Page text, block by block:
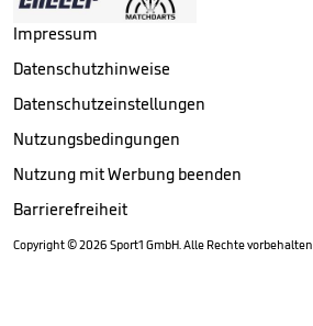
Impressum
Datenschutzhinweise
Datenschutzeinstellungen
Nutzungsbedingungen
Nutzung mit Werbung beenden
Barrierefreiheit
Copyright ©2026 Sport1 GmbH. Alle Rechte vorbehalten.